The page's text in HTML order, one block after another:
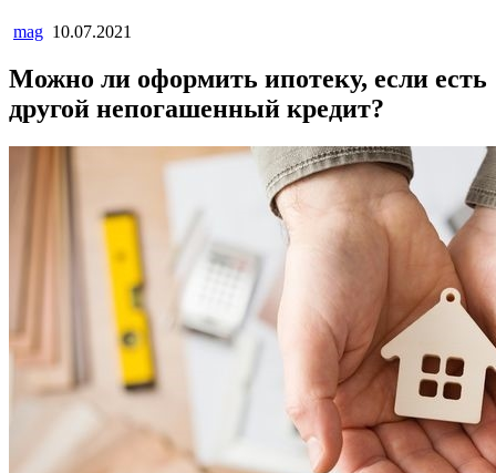
mag 10.07.2021
Можно ли оформить ипотеку, если есть
другой непогашенный кредит?